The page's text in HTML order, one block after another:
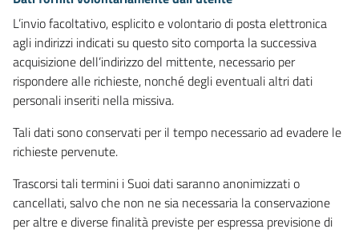
L’invio facoltativo, esplicito e volontario di posta elettronica
agli indirizzi indicati su questo sito comporta la successiva
acquisizione dell’indirizzo del mittente, necessario per
rispondere alle richieste, nonché degli eventuali altri dati
personali inseriti nella missiva.
Tali dati sono conservati per il tempo necessario ad evadere le
richieste pervenute.
Trascorsi tali termini i Suoi dati saranno anonimizzati o
cancellati, salvo che non ne sia necessaria la conservazione
per altre e diverse finalità previste per espressa previsione di